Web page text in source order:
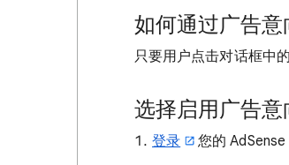
如何通过广告意
只要用户点击对话框中
选择启用广告意
登录
您的 AdSense